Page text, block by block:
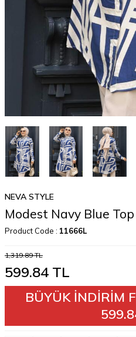
NEVA STYLE
Modest Navy Blue
Product Code : 11666L
1,319.89TL
599.84 TL
BÜYÜK İNDİRİM